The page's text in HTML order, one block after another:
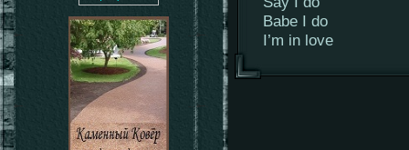
Babe I do
I’m in love